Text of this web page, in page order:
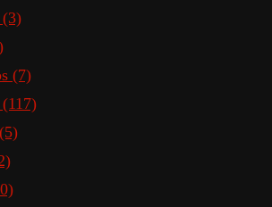
(3)
(7)
(117)
(5)